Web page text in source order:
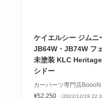
ケイエルシー ジムニ
JB64W・JB74W フ
未塗装 KLC
シドー
カーパーツ専門店BoooN
¥52,250
（2022/12/19